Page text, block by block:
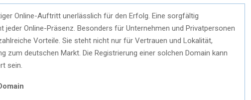
Online-Auftritt unerlässlich für den Erfolg. Eine sorgfältig
jeder Online-Präsenz. Besonders für Unternehmen und Privatpersonen
Vorteile. Sie steht nicht nur für Vertrauen und Lokalität,
zum deutschen Markt. Die Registrierung einer solchen Domain kann
sein.